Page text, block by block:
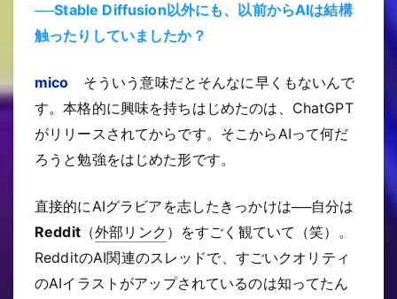
──Stable Diffusion以外にも、以前からAIは結構
触ったりしていましたか？
mico そういう意味だとそんなに早くもないんで
す。本格的に興味を持ちはじめたのは、ChatGPT
がリリースされてからです。そこからAIって何だ
ろうと勉強をはじめた形です。
直接的にAIグラビアを志したきっかけは──自分は
Reddit（外部リンク ）をすごく観ていて（笑）。
RedditのAI関連のスレッドで、すごいクオリティ
のAIイラストがアップされているのは知ってたん